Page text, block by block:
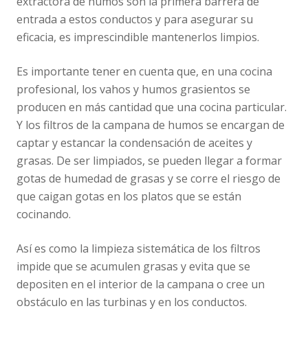
entrada a estos conductos y para asegurar su
eficacia, es imprescindible mantenerlos limpios.
Es importante tener en cuenta que, en una cocina
profesional, los vahos y humos grasientos se
producen en más cantidad que una cocina particular.
Y los filtros de la campana de humos se encargan de
captar y estancar la condensación de aceites y
grasas. De ser limpiados, se pueden llegar a formar
gotas de humedad de grasas y se corre el riesgo de
que caigan gotas en los platos que se están
cocinando.
Así es como la limpieza sistemática de los filtros
impide que se acumulen grasas y evita que se
depositen en el interior de la campana o cree un
obstáculo en las turbinas y en los conductos.